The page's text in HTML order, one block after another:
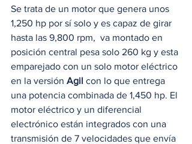
Se trata de un motor que genera unos
1,250 hp por sí solo y es capaz de girar
hasta las 9,800 rpm,  va montado en
posición central pesa solo 260 kg y esta
emparejado con un solo motor eléctrico
en la versión Agil con lo que entrega
una potencia combinada de 1,450 hp. El
motor eléctrico y un diferencial
electrónico están integrados con una
transmisión de 7 velocidades que envía